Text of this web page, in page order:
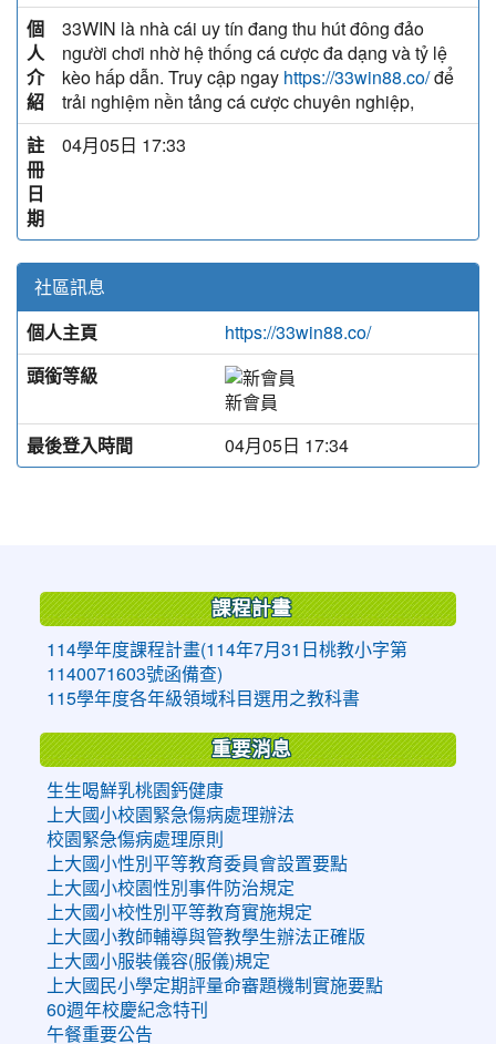
個
人
介
紹
33WIN là nhà cái uy tín đang thu hút đông đảo
người chơi nhờ hệ thống cá cược đa dạng và tỷ lệ
kèo hấp dẫn. Truy cập ngay https://33win88.co/để
trải nghiệm nền tảng cá cược chuyên nghiệp,
註
冊
日
期
04月05日 17:33
社區訊息
個人主頁
https://33win88.co/
頭銜等級
新會員
最後登入時間
04月05日 17:34
課程計畫
114學年度課程計畫(114年7月31日桃教小字第
1140071603號函備查)
115學年度各年級領域科目選用之教科書
重要消息
生生喝鮮乳桃園鈣健康
上大國小校園緊急傷病處理辦法
校園緊急傷病處理原則
上大國小性別平等教育委員會設置要點
上大國小校園性別事件防治規定
上大國小校性別平等教育實施規定
上大國小教師輔導與管教學生辦法正確版
上大國小服裝儀容(服儀)規定
上大國民小學定期評量命審題機制實施要點
60週年校慶紀念特刊
午餐重要公告